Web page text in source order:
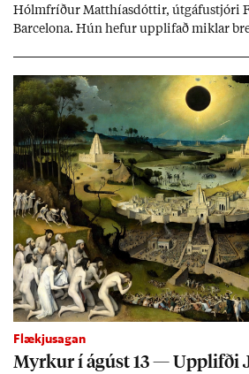
Hólm­fríð­ur Matth­ías­dótt­ir, út­gáfu­stjóri
Barcelona. Hún hef­ur upp­lif­að mikl­ar
jafnt sem styrkj­um til menn­ing­ar­mála.
ið með­byr.
Flækjusagan
Myrk­ur í ág­úst 13 — Upp­lifði